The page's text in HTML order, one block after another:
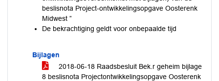
beslisnota Project-ontwikkelingsopgave Oosterenk
Midwest ”
De bekrachtiging geldt voor onbepaalde tijd
Bijlagen
2018-06-18 Raadsbesluit Bek.r geheim bijlage
8 beslisnota Projectontwikkelingsopgave Oosterenk